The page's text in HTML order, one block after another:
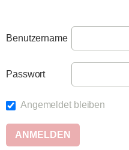
Benutzername
Passwort
Angemeldet bleiben